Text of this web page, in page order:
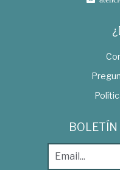
BOLETÍN